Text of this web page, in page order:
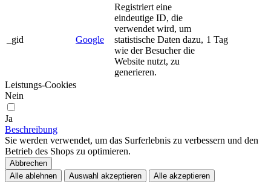
_gid Google
Registriert eine
eindeutige ID, die
verwendet wird, um
statistische Daten dazu,
wie der Besucher die
Website nutzt, zu
generieren.
1 Tag
Leistungs-Cookies
Nein
Ja
Beschreibung
Sie werden verwendet, um das Surferlebnis zu verbessern und den
Betrieb des Shops zu optimieren.
Abbrechen
Alle ablehnen
Auswahl akzeptieren Alle akzeptieren